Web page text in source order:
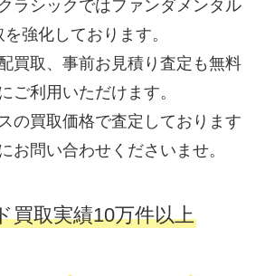
ラシックではファンダメンタル
強化しております。
買取、事前お見積り査定も無料
ご利用いただけます。
の買取価格で査定しております
お問い合わせくださいませ。
買取実績10万件以上